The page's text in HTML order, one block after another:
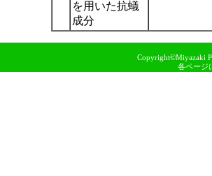
を用いた抗蟻
成分
Copyright©Miyazaki
各ページ